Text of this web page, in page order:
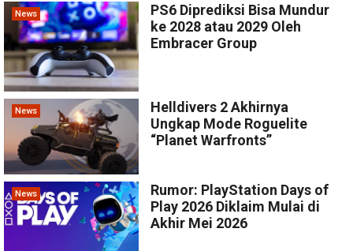
News
PS6 Diprediksi Bisa Mundur
ke 2028 atau 2029 Oleh
Embracer Group
News
Helldivers 2 Akhirnya
Ungkap Mode Roguelite
“Planet Warfronts”
News
Rumor: PlayStation Days of
Play 2026 Diklaim Mulai di
Akhir Mei 2026